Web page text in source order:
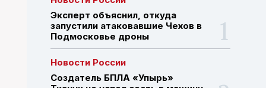
Эксперт объяснил, откуда
запустили атаковавшие Чехов в
Подмосковье дроны
Новости России
Создатель БПЛА «Упырь»